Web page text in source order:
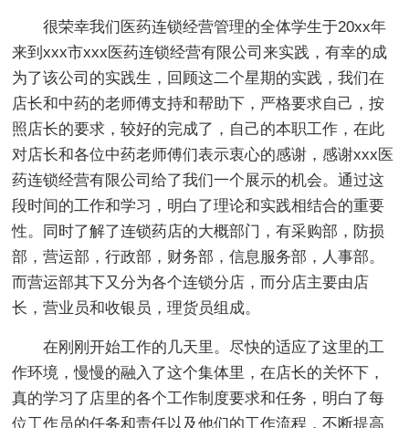
很荣幸我们医药连锁经营管理的全体学生于20xx年
来到xxx市xxx医药连锁经营有限公司来实践，有幸的成
为了该公司的实践生，回顾这二个星期的实践，我们在
店长和中药的老师傅支持和帮助下，严格要求自己，按
照店长的要求，较好的完成了，自己的本职工作，在此
对店长和各位中药老师傅们表示衷心的感谢，感谢xxx医
药连锁经营有限公司给了我们一个展示的机会。通过这
段时间的工作和学习，明白了理论和实践相结合的重要
性。同时了解了连锁药店的大概部门，有采购部，防损
部，营运部，行政部，财务部，信息服务部，人事部。
而营运部其下又分为各个连锁分店，而分店主要由店
长，营业员和收银员，理货员组成。
在刚刚开始工作的几天里。尽快的适应了这里的工
作环境，慢慢的融入了这个集体里，在店长的关怀下，
真的学习了店里的各个工作制度要求和任务，明白了每
位工作员的任务和责任以及他们的工作流程，不断提高